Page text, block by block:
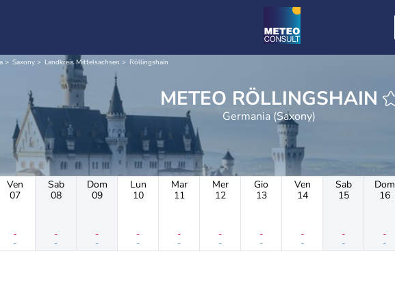
Saxony Landkreis Mittelsachsen Röllingshain
METEO RÖLLINGSHAIN
Germania (Saxony)
Ven
07
-
-
Sab
08
-
-
Dom
09
-
-
Lun
10
-
-
Mar
11
-
-
Mer
12
-
-
Gio
13
-
-
Ven
14
-
-
Sab
15
-
-
Dom
16
-
-